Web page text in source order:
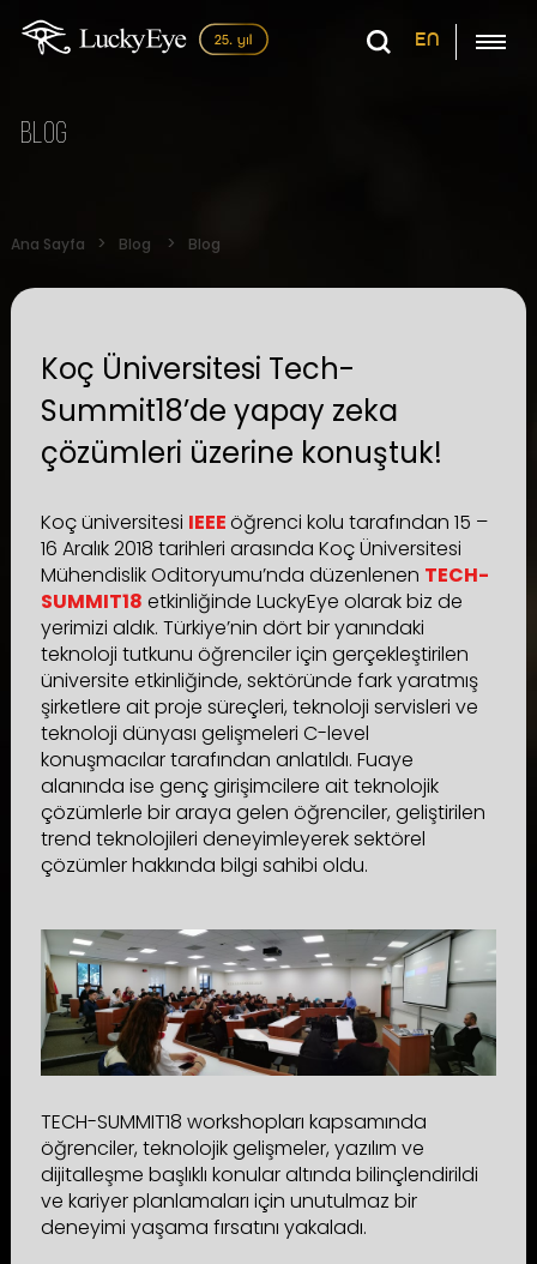
EN
Blog
Ana Sayfa Blog Blog
Koç Üniversitesi Tech-
Summit18’de yapay zeka
çözümleri üzerine konuştuk!
Koç üniversitesi IEEEöğrenci kolu tarafından 15 –
16 Aralık 2018 tarihleri arasında Koç Üniversitesi
Mühendislik Oditoryumu’nda düzenlenen TECH-
SUMMIT18 etkinliğinde LuckyEye olarak biz de
yerimizi aldık. Türkiye’nin dört bir yanındaki
teknoloji tutkunu öğrenciler için gerçekleştirilen
üniversite etkinliğinde, sektöründe fark yaratmış
şirketlere ait proje süreçleri, teknoloji servisleri ve
teknoloji dünyası gelişmeleri C-level
konuşmacılar tarafından anlatıldı. Fuaye
alanında ise genç girişimcilere ait teknolojik
çözümlerle bir araya gelen öğrenciler, geliştirilen
trend teknolojileri deneyimleyerek sektörel
çözümler hakkında bilgi sahibi oldu.
TECH-SUMMIT18 workshopları kapsamında
öğrenciler, teknolojik gelişmeler, yazılım ve
dijitalleşme başlıklı konular altında bilinçlendirildi
ve kariyer planlamaları için unutulmaz bir
deneyimi yaşama fırsatını yakaladı.